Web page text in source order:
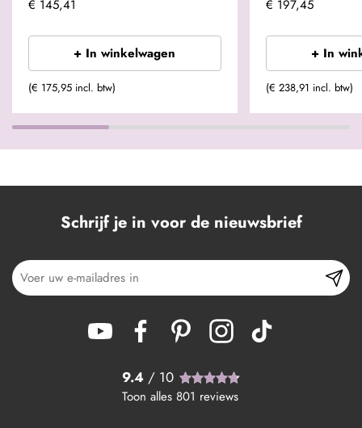
€ 145,41
+ In winkelwagen
(€ 175,95 incl. btw)
€ 197,45
+ In
(€ 238,91 incl. btw)
Schrijf je in voor de nieuwsbrief
9.4 / 10
Toon alles 801 reviews